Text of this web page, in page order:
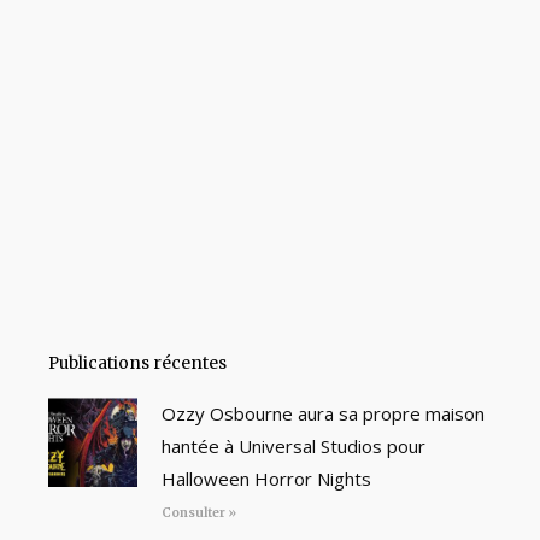
Publications récentes
Ozzy Osbourne aura sa propre maison
hantée à Universal Studios pour
Halloween Horror Nights
Consulter »